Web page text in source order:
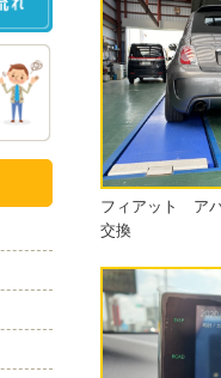
フィアット ア
交換